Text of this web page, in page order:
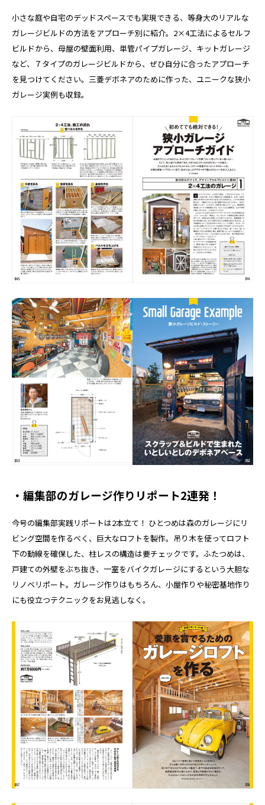
小さな庭や自宅のデッドスペースでも実現できる、等身大のリアルな
ガレージビルドの方法をアプローチ別に紹介。2×4工法によるセルフ
ビルドから、母屋の壁面利用、単管パイプガレージ、キットガレージ
など、７タイプのガレージビルドから、ぜひ自分に合ったアプローチ
を見つけてください。三菱デボネアのために作った、ユニークな狭小
ガレージ実例も収録。
・編集部のガレージ作りリポート2連発！
今号の編集部実践リポートは2本立て！ ひとつめは森のガレージにリ
ビング空間を作るべく、巨大なロフトを製作。吊り木を使ってロフト
下の動線を確保した、柱レスの構造は要チェックです。ふたつめは、
戸建ての外壁をぶち抜き、一室をバイクガレージにするという大胆な
リノベリポート。ガレージ作りはもちろん、小屋作りや秘密基地作り
にも役立つテクニックをお見逃しなく。